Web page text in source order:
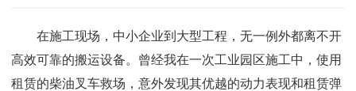
在施工现场，中小企业到大型工程，无一例外都离不开
高效可靠的搬运设备。曾经我在一次工业园区施工中，使用
租赁的柴油叉车救场，意外发现其优越的动力表现和租赁弹